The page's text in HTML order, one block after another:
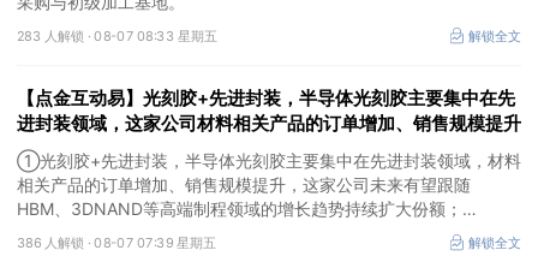
283 人解锁 ·08-07 08:33 星期五 解锁全文
【点金互动易】光刻胶+先进封装，半导体光刻胶主要集中在先
进封装领域，这家公司材料相关产品的订单增加、销售规模提升
①光刻胶+先进封装，半导体光刻胶主要集中在先进封装领域，材料
相关产品的订单增加、销售规模提升，这家公司未来有望跟随
HBM、3DNAND等高端制程领域的增长趋势持续扩大份额；
②华为+高速连接器，这家公司是深耕连接器国产核心骨干，高速互
联产品已对接导入国内头部AI服务器厂商，深度绑定华为供应链。
386 人解锁 ·08-07 07:39 星期五 解锁全文